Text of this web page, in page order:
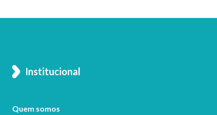
Institucional
Quem somos